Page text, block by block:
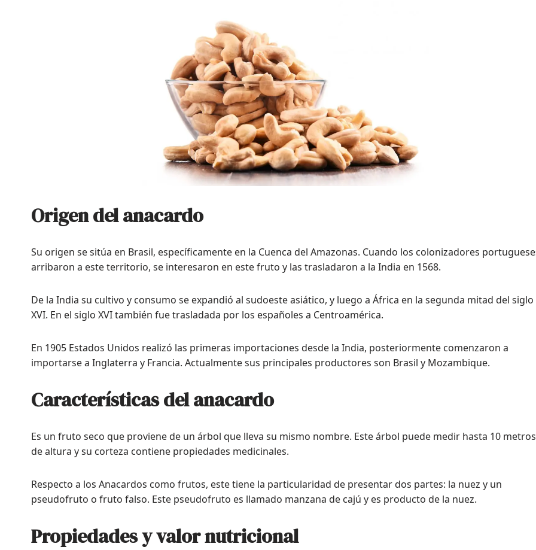
Origen del anacardo
Su origen se sitúa en Brasil, específicamente en la Cuenca del Amazonas. Cuando los colonizadores
arribaron a este territorio, se interesaron en este fruto y las trasladaron a la India en 1568.
De la India su cultivo y consumo se expandió al sudoeste asiático, y luego a África en la segunda mitad del siglo
XVI. En el siglo XVI también fue trasladada por los españoles a Centroamérica.
En 1905 Estados Unidos realizó las primeras importaciones desde la India, posteriormente comenzaron a
importarse a Inglaterra y Francia. Actualmente sus principales productores son Brasil y Mozambique.
Características del anacardo
Es un fruto seco que proviene de un árbol que lleva su mismo nombre. Este árbol puede medir hasta 10 metros
de altura y su corteza contiene propiedades medicinales.
Respecto a los Anacardos como frutos, este tiene la particularidad de presentar dos partes: la nuez y un
pseudofruto o fruto falso. Este pseudofruto es llamado manzana de cajú y es producto de la nuez.
Propiedades y valor nutricional